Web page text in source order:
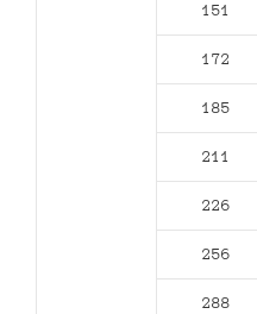
151
172
185
211
226
256
288